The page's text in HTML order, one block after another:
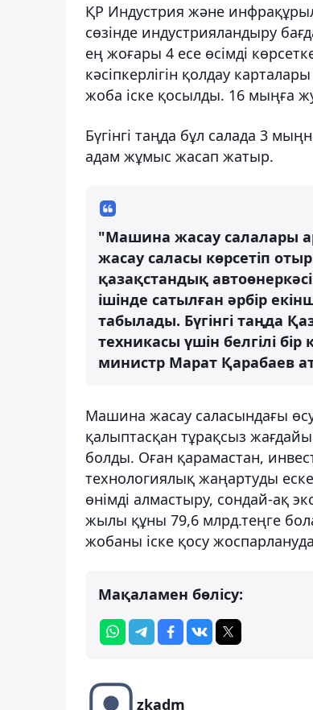
ҚР Индустрия және
сөзінде индустрияландыру
ең жоғары 4 есе өсімді
кәсіпкерлігін қолдау
жоба іске қосылды. 16 мыңға
Бүгінгі таңда бұл салада 3
адам жұмыс жасап жатыр.
"Машина жасау салалары
жасау саласы көрсетіп
қазақстандық
ішінде сатылған әрбір
табылады. Бүгінгі таңда
техникасы үшін белгілі
министр Марат Қарабаев
Машина жасау саласындағы
қалыптасқан тұрақсыз
болды. Оған қарамастан,
технологиялық жаңартуды
өнімді алмастыру, сондай-ақ
жылы құны 79,6 млрд.теңге
жобаны іске қосу
Мақаламен бөлісу:
zkadm